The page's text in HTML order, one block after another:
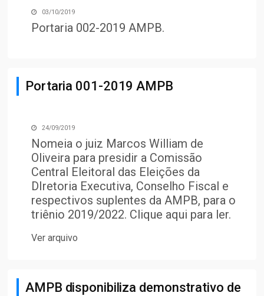
03/10/2019
Portaria 002-2019 AMPB.
Portaria 001-2019 AMPB
24/09/2019
Nomeia o juiz Marcos William de
Oliveira para presidir a Comissão
Central Eleitoral das Eleições da
DIretoria Executiva, Conselho Fiscal e
respectivos suplentes da AMPB, para o
triênio 2019/2022. Clique aqui para ler.
Ver arquivo
AMPB disponibiliza demonstrativo de